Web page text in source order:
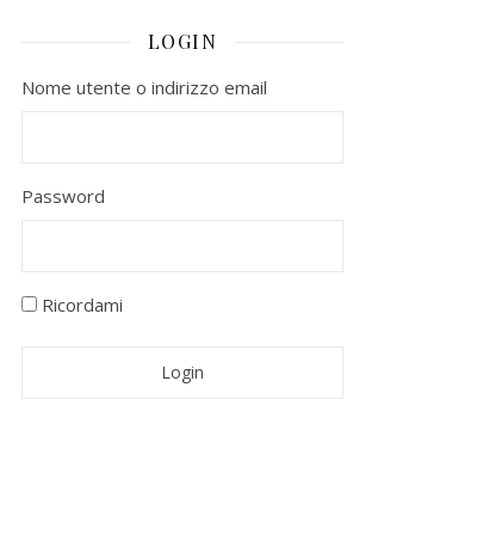
LOGIN
Nome utente o indirizzo email
Password
Ricordami